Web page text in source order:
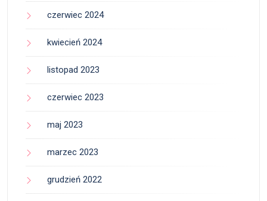
czerwiec 2024
kwiecień 2024
listopad 2023
czerwiec 2023
maj 2023
marzec 2023
grudzień 2022